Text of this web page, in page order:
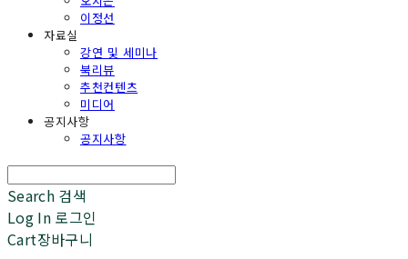
이정선
자료실
강연 및 세미나
북리뷰
추천컨텐츠
미디어
공지사항
공지사항
Search 검색
Log In 로그인
Cart장바구니